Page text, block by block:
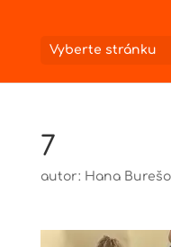
Vyberte stránku
7
autor: Hana